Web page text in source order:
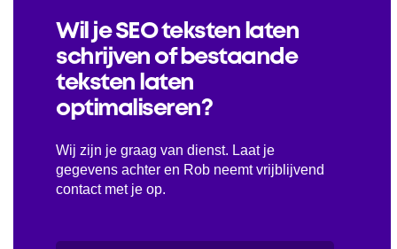
Wil je SEO teksten laten
schrijven of bestaande
teksten laten
optimaliseren?
Wij zijn je graag van dienst. Laat je
gegevens achter en Rob neemt vrijblijvend
contact met je op.